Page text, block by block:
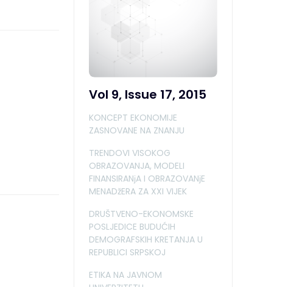
Vol 9, Issue 17, 2015
KONCEPT EKONOMIJE
ZASNOVANE NA ZNANJU
TRENDOVI VISOKOG
OBRAZOVANJA, MODELI
FINANSIRANјA I OBRAZOVANјE
MENADžERA ZA XXI VIJEK
DRUŠTVENO-EKONOMSKE
POSLJEDICE BUDUĆIH
DEMOGRAFSKIH KRETANJA U
REPUBLICI SRPSKOJ
ETIKA NA JAVNOM